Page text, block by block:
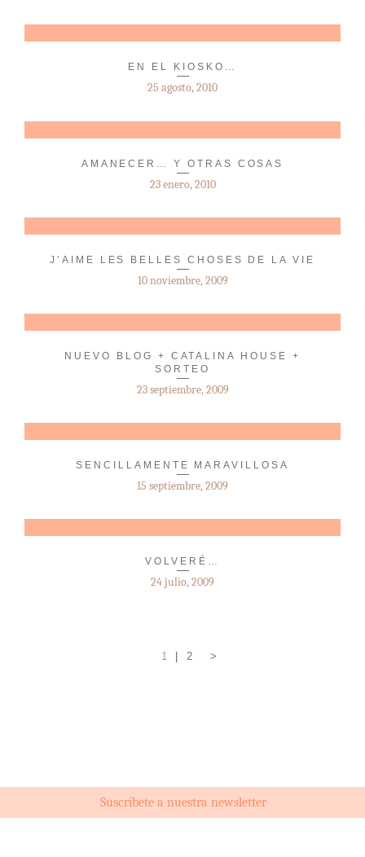
EN EL KIOSKO…
25 agosto, 2010
AMANECER… Y OTRAS COSAS
23 enero, 2010
J’AIME LES BELLES CHOSES DE LA VIE
10 noviembre, 2009
NUEVO BLOG + CATALINA HOUSE +
SORTEO
23 septiembre, 2009
SENCILLAMENTE MARAVILLOSA
15 septiembre, 2009
VOLVERÉ…
24 julio, 2009
1 2 >